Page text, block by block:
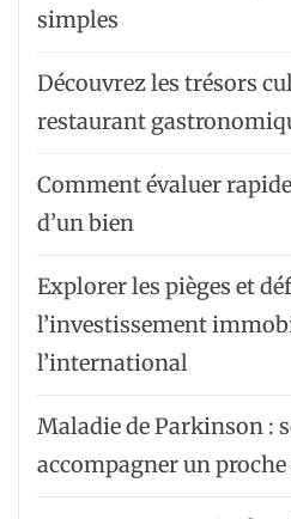
simples
Découvrez les trésors
restaurant
Comment évaluer
d’un bien
Explorer les pièges et
l’investissement
l’international
Maladie de Parkinson :
accompagner un